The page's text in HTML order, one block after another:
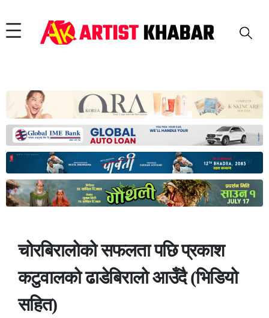
चोरबिरालोको सफलता पछि प्रकाश
कटुवालको ढाडेबिरालो आउँदै (भिडियो
सहित)